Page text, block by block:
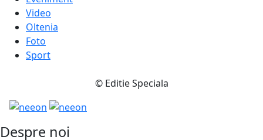
Video
Oltenia
Foto
Sport
© Editie Speciala
Despre noi